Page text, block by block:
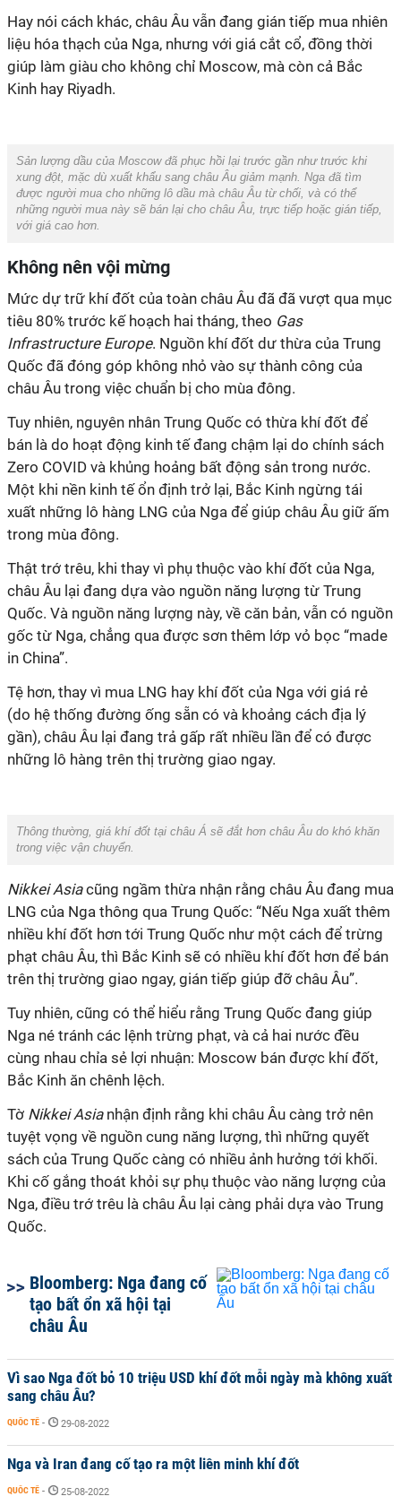
Hay nói cách khác, châu Âu vẫn đang gián tiếp mua nhiên
liệu hóa thạch của Nga, nhưng với giá cắt cổ, đồng thời
giúp làm giàu cho không chỉ Moscow, mà còn cả Bắc
Kinh hay Riyadh.
Sản lượng dầu của Moscow đã phục hồi lại trước gần như trước khi
xung đột, mặc dù xuất khẩu sang châu Âu giảm mạnh. Nga đã tìm
được người mua cho những lô dầu mà châu Âu từ chối, và có thể
những người mua này sẽ bán lại cho châu Âu, trực tiếp hoặc gián tiếp,
với giá cao hơn.
Không nên vội mừng
Mức dự trữ khí đốt của toàn châu Âu đã đã vượt qua mục
tiêu 80% trước kế hoạch hai tháng, theo Gas
Infrastructure Europe. Nguồn khí đốt dư thừa của Trung
Quốc đã đóng góp không nhỏ vào sự thành công của
châu Âu trong việc chuẩn bị cho mùa đông.
Tuy nhiên, nguyên nhân Trung Quốc có thừa khí đốt để
bán là do hoạt động kinh tế đang chậm lại do chính sách
Zero COVID và khủng hoảng bất động sản trong nước.
Một khi nền kinh tế ổn định trở lại, Bắc Kinh ngừng tái
xuất những lô hàng LNG của Nga để giúp châu Âu giữ ấm
trong mùa đông.
Thật trớ trêu, khi thay vì phụ thuộc vào khí đốt của Nga,
châu Âu lại đang dựa vào nguồn năng lượng từ Trung
Quốc. Và nguồn năng lượng này, về căn bản, vẫn có nguồn
gốc từ Nga, chẳng qua được sơn thêm lớp vỏ bọc “made
in China”.
Tệ hơn, thay vì mua LNG hay khí đốt của Nga với giá rẻ
(do hệ thống đường ống sẵn có và khoảng cách địa lý
gần), châu Âu lại đang trả gấp rất nhiều lần để có được
những lô hàng trên thị trường giao ngay.
Thông thường, giá khí đốt tại châu Á sẽ đắt hơn châu Âu do khó khăn
trong việc vận chuyển.
Nikkei Asiacũng ngầm thừa nhận rằng châu Âu đang mua
LNG của Nga thông qua Trung Quốc: “Nếu Nga xuất thêm
nhiều khí đốt hơn tới Trung Quốc như một cách để trừng
phạt châu Âu, thì Bắc Kinh sẽ có nhiều khí đốt hơn để bán
trên thị trường giao ngay, gián tiếp giúp đỡ châu Âu”.
Tuy nhiên, cũng có thể hiểu rằng Trung Quốc đang giúp
Nga né tránh các lệnh trừng phạt, và cả hai nước đều
cùng nhau chỉa sẻ lợi nhuận: Moscow bán được khí đốt,
Bắc Kinh ăn chênh lệch.
Tờ Nikkei Asianhận định rằng khi châu Âu càng trở nên
tuyệt vọng về nguồn cung năng lượng, thì những quyết
sách của Trung Quốc càng có nhiều ảnh hưởng tới khối.
Khi cố gắng thoát khỏi sự phụ thuộc vào năng lượng của
Nga, điều trớ trêu là châu Âu lại càng phải dựa vào Trung
Quốc.
Bloomberg: Nga đang cố
tạo bất ổn xã hội tại
châu Âu
Vì sao Nga đốt bỏ 10 triệu USD khí đốt mỗi ngày mà không xuất
sang châu Âu?
QUỐC TẾ - 29-08-2022
Nga và Iran đang cố tạo ra một liên minh khí đốt
QUỐC TẾ - 25-08-2022